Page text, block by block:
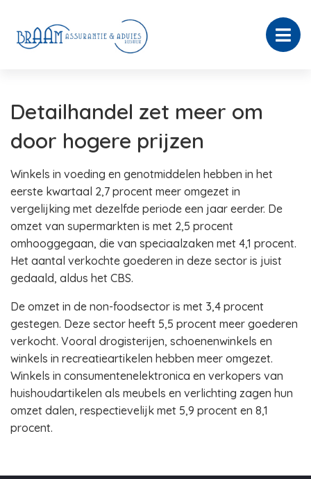
Detailhandel zet meer om
door hogere prijzen
Winkels in voeding en genotmiddelen hebben in het
eerste kwartaal 2,7 procent meer omgezet in
vergelijking met dezelfde periode een jaar eerder. De
omzet van supermarkten is met 2,5 procent
omhooggegaan, die van speciaalzaken met 4,1 procent.
Het aantal verkochte goederen in deze sector is juist
gedaald, aldus het CBS.
De omzet in de non-foodsector is met 3,4 procent
gestegen. Deze sector heeft 5,5 procent meer goederen
verkocht. Vooral drogisterijen, schoenenwinkels en
winkels in recreatieartikelen hebben meer omgezet.
Winkels in consumentenelektronica en verkopers van
huishoudartikelen als meubels en verlichting zagen hun
omzet dalen, respectievelijk met 5,9 procent en 8,1
procent.